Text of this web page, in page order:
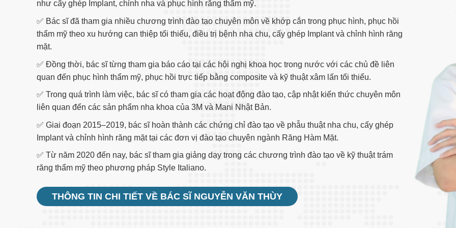
như cấy ghép Implant, chỉnh nha và phục hình răng thẩm mỹ.
✅ Bác sĩ đã tham gia nhiều chương trình đào tạo chuyên môn về khớp cắn trong phục hình, phục hồi
thẩm mỹ theo xu hướng can thiệp tối thiểu, điều trị bệnh nha chu, cấy ghép Implant và chỉnh hình răng
mặt.
✅ Đồng thời, bác sĩ từng tham gia báo cáo tại các hội nghị khoa học trong nước với các chủ đề liên
quan đến phục hình thẩm mỹ, phục hồi trực tiếp bằng composite và kỹ thuật xâm lấn tối thiểu.
✅ Trong quá trình làm việc, bác sĩ có tham gia các hoạt động đào tạo, cập nhật kiến thức chuyên môn
liên quan đến các sản phẩm nha khoa của 3M và Mani Nhật Bản.
✅ Giai đoạn 2015–2019, bác sĩ hoàn thành các chứng chỉ đào tạo về phẫu thuật nha chu, cấy ghép
Implant và chỉnh hình răng mặt tại các đơn vị đào tạo chuyên ngành Răng Hàm Mặt.
✅ Từ năm 2020 đến nay, bác sĩ tham gia giảng dạy trong các chương trình đào tạo về kỹ thuật trám
răng thẩm mỹ theo phương pháp Style Italiano.
THÔNG TIN CHI TIẾT VỀ BÁC SĨ NGUYỄN VĂN THÙY